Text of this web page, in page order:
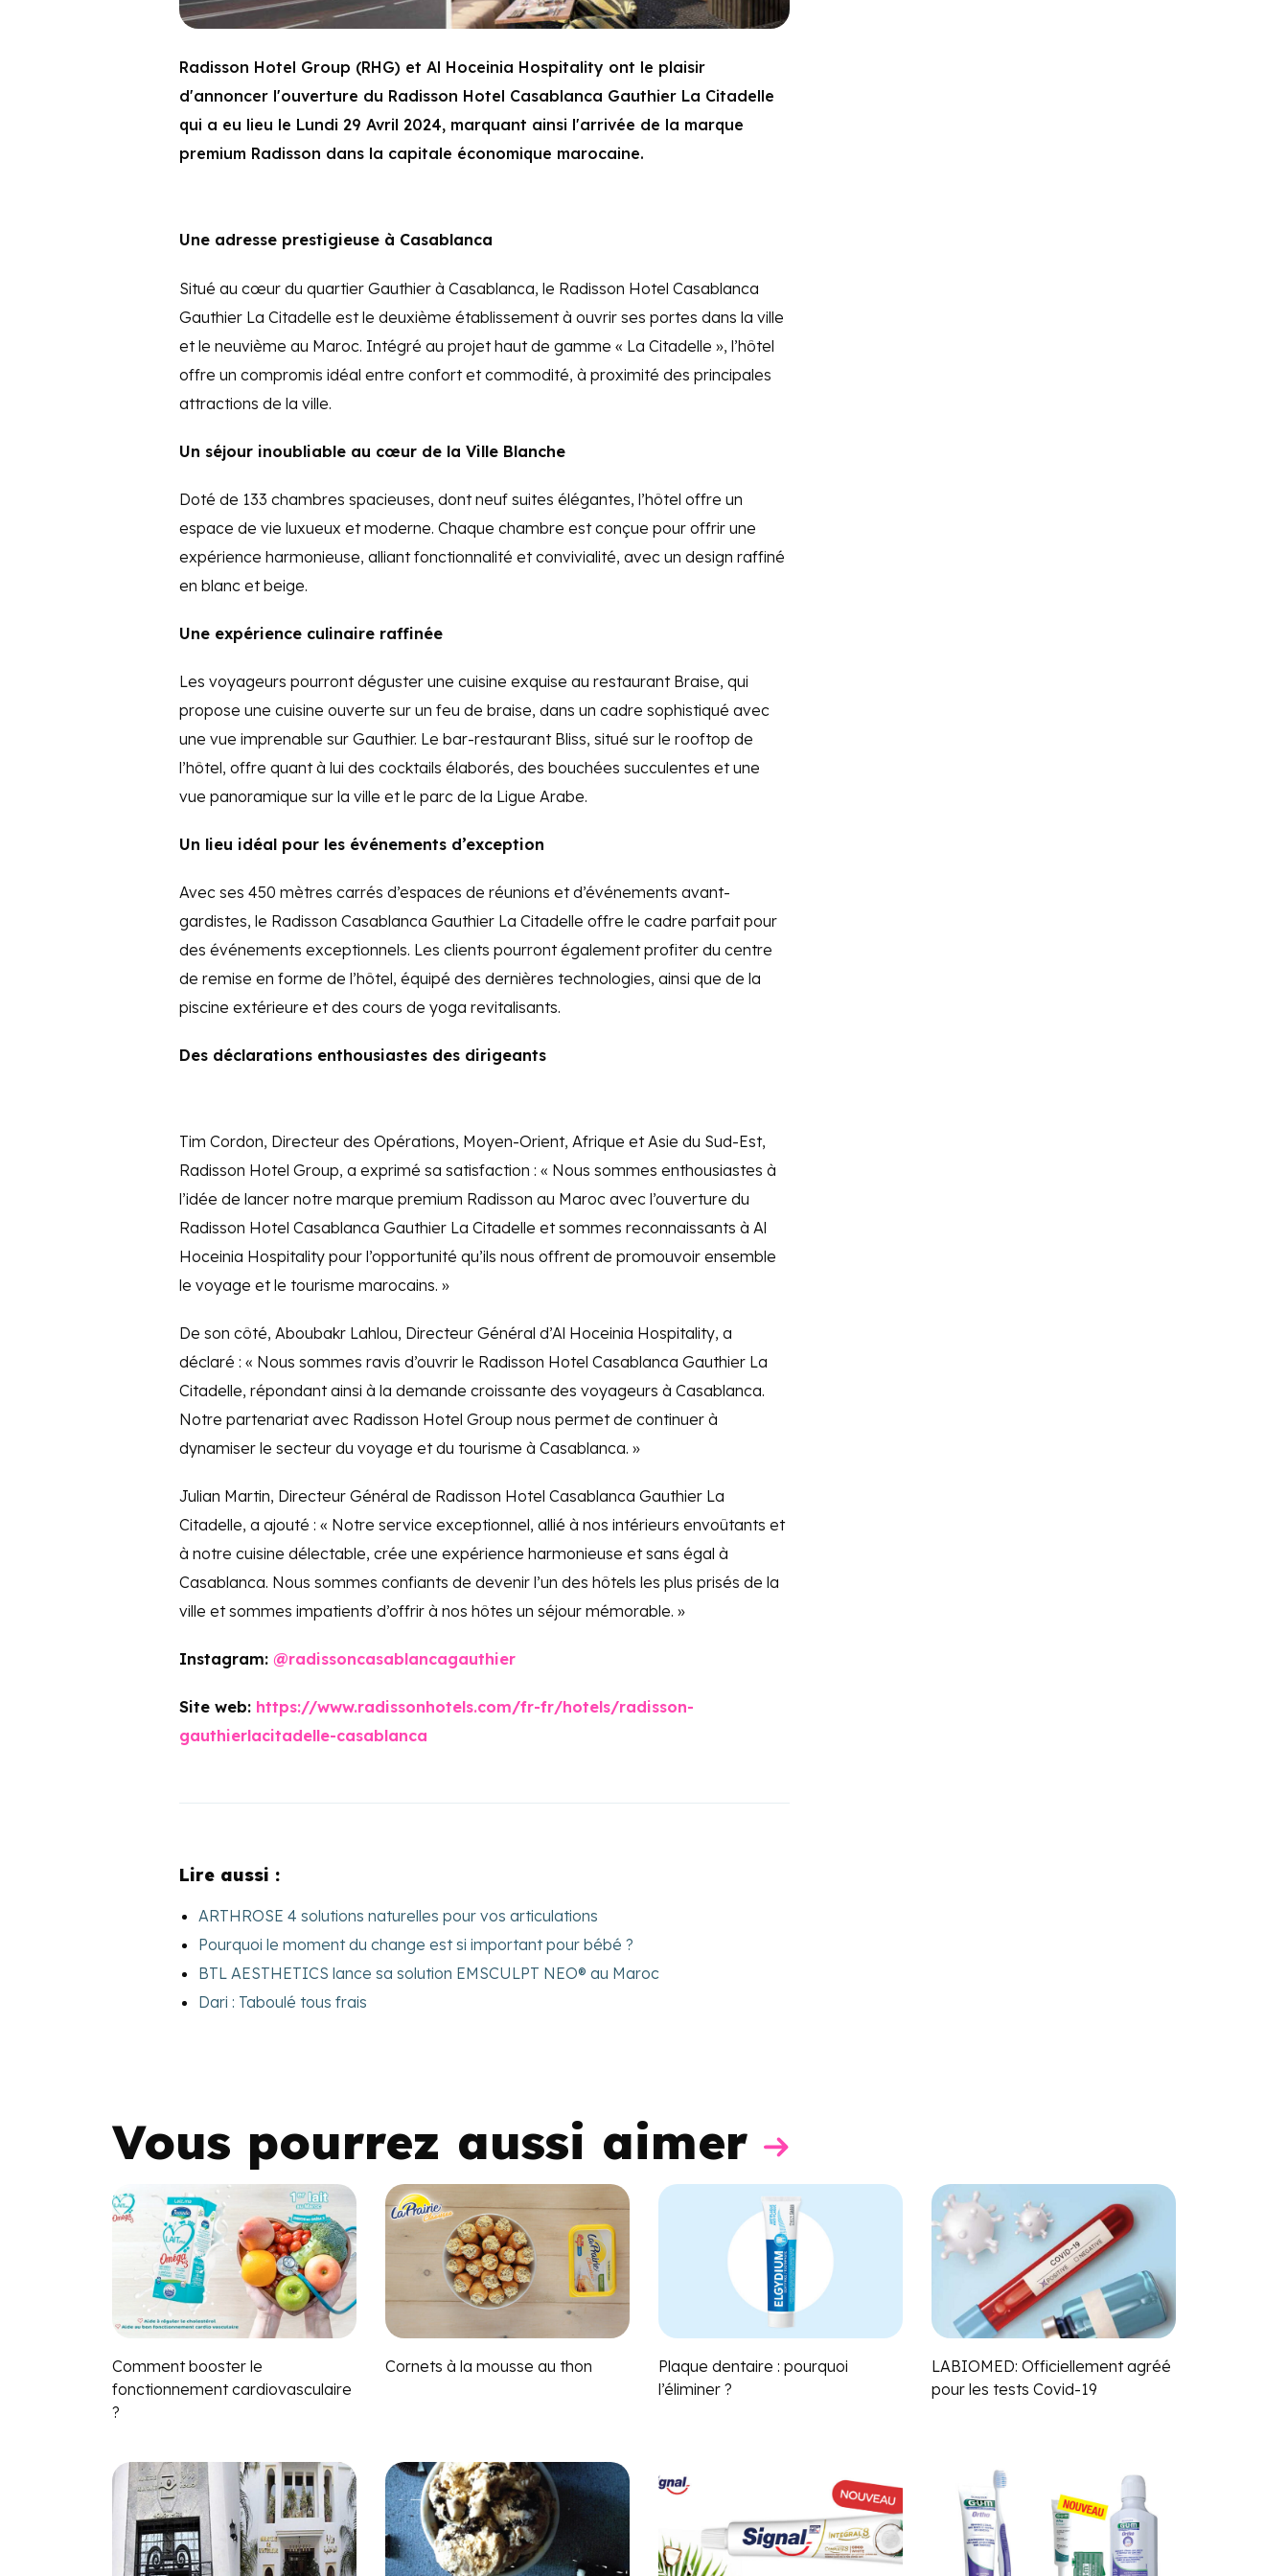
Radisson Hotel Group (RHG) et Al Hoceinia Hospitality ont le plaisir
d'annoncer l'ouverture du Radisson Hotel Casablanca Gauthier La Citadelle
qui a eu lieu le Lundi 29 Avril 2024, marquant ainsi l'arrivée de la marque
premium Radisson dans la capitale économique marocaine.
Une adresse prestigieuse à Casablanca
Situé au cœur du quartier Gauthier à Casablanca, le Radisson Hotel Casablanca
Gauthier La Citadelle est le deuxième établissement à ouvrir ses portes dans la ville
et le neuvième au Maroc. Intégré au projet haut de gamme « La Citadelle », l’hôtel
offre un compromis idéal entre confort et commodité, à proximité des principales
attractions de la ville.
Un séjour inoubliable au cœur de la Ville Blanche
Doté de 133 chambres spacieuses, dont neuf suites élégantes, l’hôtel offre un
espace de vie luxueux et moderne. Chaque chambre est conçue pour offrir une
expérience harmonieuse, alliant fonctionnalité et convivialité, avec un design raffiné
en blanc et beige.
Une expérience culinaire raffinée
Les voyageurs pourront déguster une cuisine exquise au restaurant Braise, qui
propose une cuisine ouverte sur un feu de braise, dans un cadre sophistiqué avec
une vue imprenable sur Gauthier. Le bar-restaurant Bliss, situé sur le rooftop de
l’hôtel, offre quant à lui des cocktails élaborés, des bouchées succulentes et une
vue panoramique sur la ville et le parc de la Ligue Arabe.
Un lieu idéal pour les événements d’exception
Avec ses 450 mètres carrés d’espaces de réunions et d’événements avant-
gardistes, le Radisson Casablanca Gauthier La Citadelle offre le cadre parfait pour
des événements exceptionnels. Les clients pourront également profiter du centre
de remise en forme de l’hôtel, équipé des dernières technologies, ainsi que de la
piscine extérieure et des cours de yoga revitalisants.
Des déclarations enthousiastes des dirigeants
Tim Cordon, Directeur des Opérations, Moyen-Orient, Afrique et Asie du Sud-Est,
Radisson Hotel Group, a exprimé sa satisfaction : « Nous sommes enthousiastes à
l’idée de lancer notre marque premium Radisson au Maroc avec l’ouverture du
Radisson Hotel Casablanca Gauthier La Citadelle et sommes reconnaissants à Al
Hoceinia Hospitality pour l’opportunité qu’ils nous offrent de promouvoir ensemble
le voyage et le tourisme marocains. »
De son côté, Aboubakr Lahlou, Directeur Général d’Al Hoceinia Hospitality, a
déclaré : « Nous sommes ravis d’ouvrir le Radisson Hotel Casablanca Gauthier La
Citadelle, répondant ainsi à la demande croissante des voyageurs à Casablanca.
Notre partenariat avec Radisson Hotel Group nous permet de continuer à
dynamiser le secteur du voyage et du tourisme à Casablanca. »
Julian Martin, Directeur Général de Radisson Hotel Casablanca Gauthier La
Citadelle, a ajouté : « Notre service exceptionnel, allié à nos intérieurs envoûtants et
à notre cuisine délectable, crée une expérience harmonieuse et sans égal à
Casablanca. Nous sommes confiants de devenir l’un des hôtels les plus prisés de la
ville et sommes impatients d’offrir à nos hôtes un séjour mémorable. »
Instagram: @radissoncasablancagauthier
Site web: https://www.radissonhotels.com/fr-fr/hotels/radisson-
gauthierlacitadelle-casablanca
Lire aussi :
ARTHROSE 4 solutions naturelles pour vos articulations
Pourquoi le moment du change est si important pour bébé ?
BTL AESTHETICS lance sa solution EMSCULPT NEO® au Maroc
Dari : Taboulé tous frais
Vous pourrez aussi aimer
Comment booster le
fonctionnement cardiovasculaire
?
Cornets à la mousse au thon
Plaque dentaire : pourquoi
l’éliminer ?
LABIOMED: Officiellement agréé
pour les tests Covid-19